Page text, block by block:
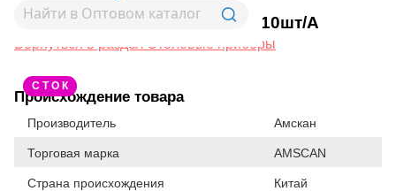
1502-3818Ложка пласт Silver 10шт/A
Вернуться в раздел Столовые приборы
С Т О К
Происхождение товара
Производитель Амскан
Торговая марка AMSCAN
Страна происхождения Китай